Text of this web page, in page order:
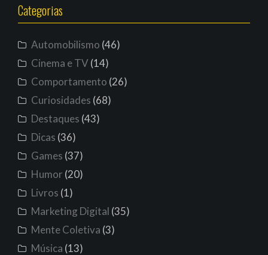
Categorias
Automobilismo (46)
Cinema e TV(14)
Comportamento (26)
Curiosidades (68)
Destaques (43)
Dicas (36)
Games (37)
Humor (20)
Livros (1)
Marketing Digital (35)
Mente Coletiva (3)
Música (13)